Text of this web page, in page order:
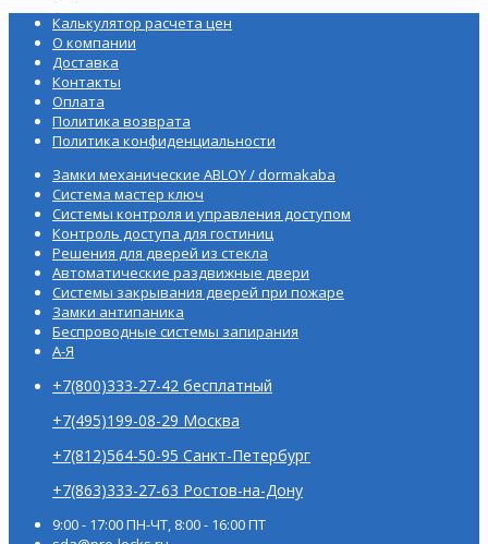
Калькулятор расчета цен
О компании
Доставка
Контакты
Оплата
Политика возврата
Политика конфиденциальности
Замки механические ABLOY / dormakaba
Система мастер ключ
Системы контроля и управления доступом
Контроль доступа для гостиниц
Решения для дверей из стекла
Автоматические раздвижные двери
Системы закрывания дверей при пожаре
Замки антипаника
Беспроводные системы запирания
А-Я
+7(800)333-27-42 бесплатный
+7(495)199-08-29 Москва
+7(812)564-50-95 Санкт-Петербург
+7(863)333-27-63 Ростов-на-Дону
9:00 - 17:00 ПН-ЧТ, 8:00 - 16:00 ПТ